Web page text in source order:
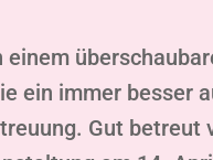
ein immer besser
Gut betreut